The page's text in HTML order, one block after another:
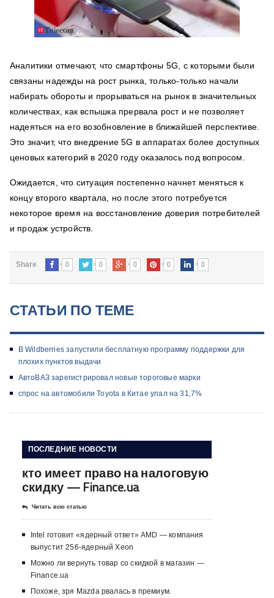
Аналитики отмечают, что смартфоны 5G, с которыми были
связаны надежды на рост рынка, только-только начали
набирать обороты и прорываться на рынок в значительных
количествах, как вспышка прервала рост и не позволяет
надеяться на его возобновление в ближайшей перспективе.
Это значит, что внедрение 5G в аппаратах более доступных
ценовых категорий в 2020 году оказалось под вопросом.
Ожидается, что ситуация постепенно начнет меняться к
концу второго квартала, но после этого потребуется
некоторое время на восстановление доверия потребителей
и продаж устройств.
Share 0 0 0 0 0
СТАТЬИ ПО ТЕМЕ
В Wildberries запустили бесплатную программу поддержки для
плохих пунктов выдачи
АвтоВАЗ зарегистрировал новые тороговые марки
cпрос на автомобили Toyota в Китае упал на 31,7%
ПОСЛЕДНИЕ НОВОСТИ
кто имеет право на налоговую
скидку — Finance.ua
Читать всю статью
Intel готовит «ядерный ответ» AMD — компания
выпустит 256-ядерный Xeon
Можно ли вернуть товар со скидкой в ​​магазин —
Finance.ua
Похоже, зря Mazda рвалась в премиум.